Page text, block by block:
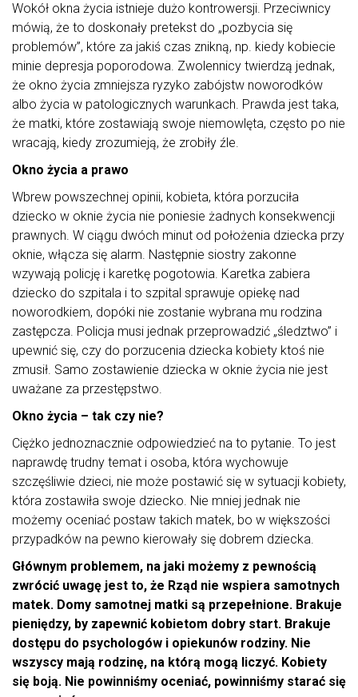
Wokół okna życia istnieje dużo kontrowersji. Przeciwnicy
mówią, że to doskonały pretekst do „pozbycia się
problemów”, które za jakiś czas znikną, np. kiedy kobiecie
minie depresja poporodowa. Zwolennicy twierdzą jednak,
że okno życia zmniejsza ryzyko zabójstw noworodków
albo życia w patologicznych warunkach. Prawda jest taka,
że matki, które zostawiają swoje niemowlęta, często po nie
wracają, kiedy zrozumieją, że zrobiły źle.
Okno życia a prawo
Wbrew powszechnej opinii, kobieta, która porzuciła
dziecko w oknie życia nie poniesie żadnych konsekwencji
prawnych. W ciągu dwóch minut od położenia dziecka przy
oknie, włącza się alarm. Następnie siostry zakonne
wzywają policję i karetkę pogotowia. Karetka zabiera
dziecko do szpitala i to szpital sprawuje opiekę nad
noworodkiem, dopóki nie zostanie wybrana mu rodzina
zastępcza. Policja musi jednak przeprowadzić „śledztwo” i
upewnić się, czy do porzucenia dziecka kobiety ktoś nie
zmusił. Samo zostawienie dziecka w oknie życia nie jest
uważane za przestępstwo.
Okno życia – tak czy nie?
Ciężko jednoznacznie odpowiedzieć na to pytanie. To jest
naprawdę trudny temat i osoba, która wychowuje
szczęśliwie dzieci, nie może postawić się w sytuacji kobiety,
która zostawiła swoje dziecko. Nie mniej jednak nie
możemy oceniać postaw takich matek, bo w większości
przypadków na pewno kierowały się dobrem dziecka.
Głównym problemem, na jaki możemy z pewnością
zwrócić uwagę jest to, że Rząd nie wspiera samotnych
matek. Domy samotnej matki są przepełnione. Brakuje
pieniędzy, by zapewnić kobietom dobry start. Brakuje
dostępu do psychologów i opiekunów rodziny. Nie
wszyscy mają rodzinę, na którą mogą liczyć. Kobiety
się boją. Nie powinniśmy oceniać, powinniśmy starać się